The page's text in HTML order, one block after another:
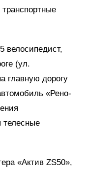
транспортные
велосипедист,
(ул.
главную дорогу
«Рено-
телесные
«Актив ZS50»,